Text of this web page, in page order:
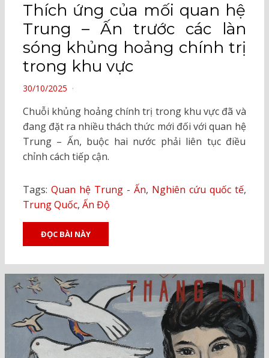
Thích ứng của mối quan hệ
Trung – Ấn trước các làn
sóng khủng hoảng chính trị
trong khu vực
POSTED
30/10/2025
Chuỗi khủng hoảng chính trị trong khu vực đã và
đang đặt ra nhiều thách thức mới đối với quan hệ
Trung – Ấn, buộc hai nước phải liên tục điều
chỉnh cách tiếp cận.
Tags: Quan hệ Trung - Ấn, Nghiên cứu quốc tế,
Trung Quốc, Ấn Độ
ĐỌC BÀI NÀY